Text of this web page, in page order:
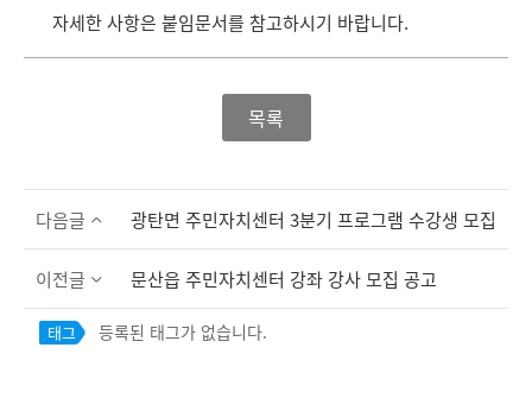
자세한 사항은 붙임문서를 참고하시기 바랍니다.
목록
다음글 광탄면 주민자치센터 3분기 프로그램 수강생 모집
이전글 문산읍 주민자치센터 강좌 강사 모집 공고
태그 등록된 태그가 없습니다.